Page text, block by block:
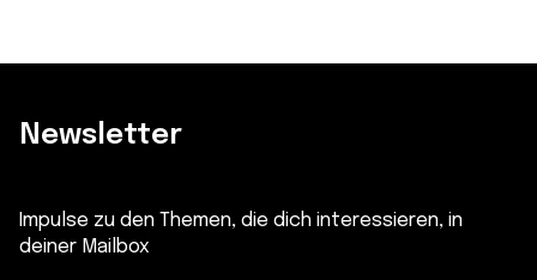
Newsletter
Impulse zu den Themen, die dich interessieren, in
deiner Mailbox